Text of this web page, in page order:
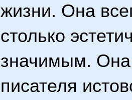
жизни. Она
столько
значимым. Она
писателя